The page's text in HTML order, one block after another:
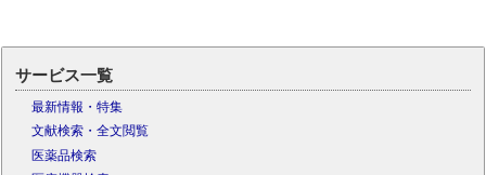
サービス一覧
最新情報・特集
文献検索・全文閲覧
医薬品検索